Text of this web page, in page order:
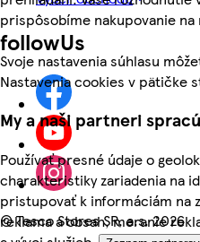
prispôsobíme nakupovanie na
Svoje nastavenia súhlasu
Nastavenia cookies v pätičke
My a naši partneri
Používať presné údaje o
charakteristiky zariadenia na
pristupovať k informáciám na
reklama a obsah, meranie
followUs
©Tesco Stores SR, a.s. 2026